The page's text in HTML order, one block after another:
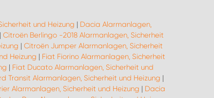
und Heizung | Dacia Alarmanlagen,
| Citroën Berlingo -2018 Alarmanlagen, Sicherheit
| Citroën Jumper Alarmanlagen, Sicherheit
Heizung | Fiat Fiorino Alarmanlagen, Sicherheit
| Fiat Ducato Alarmanlagen, Sicherheit und
Transit Alarmanlagen, Sicherheit und Heizung |
Alarmanlagen, Sicherheit und Heizung | Dacia